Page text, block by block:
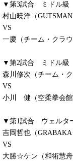
▼第3試合 ミドル級
村山暁洋（
VS
一慶（チーム・クラ
▼第2試合 ミドル級
森川修次（チーム・
VS
小川 健（空柔拳会
▼第1試合 ウェルタ
吉岡哲也（
VS
大勝☆ケン（和術慧